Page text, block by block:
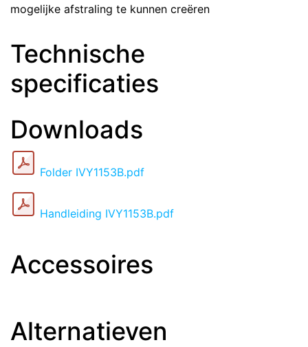
mogelijke afstraling te kunnen creëren
Technische
specificaties
Downloads
Folder IVY1153B.pdf
Handleiding IVY1153B.pdf
Accessoires
Alternatieven